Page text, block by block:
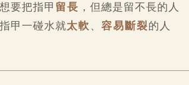
要把指甲 留長 ，但總是留不長的人
甲一碰水就太軟 、 容易斷裂的人